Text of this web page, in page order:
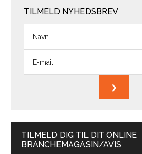
TILMELD NYHEDSBREV
TILMELD DIG TIL DIT ONLINE
BRANCHEMAGASIN/AVIS